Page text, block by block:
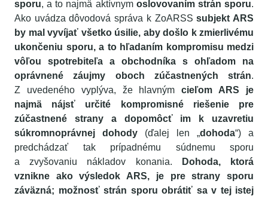
sporu, a to najmä aktívnym oslovovaním strán sporu.
Ako uvádza dôvodová správa k ZoARSSsubjekt ARS
by mal vyvíjať všetko úsilie, aby došlo k zmierlivému
ukončeniu sporu, a to hľadaním kompromisu medzi
vôľou spotrebiteľa a obchodníka s ohľadom na
oprávnené záujmy oboch zúčastnených strán.
Z uvedeného vyplýva, že hlavnýmcieľom ARS je
najmä nájsť určité kompromisné riešenie pre
zúčastnené strany a dopomôcť im k uzavretiu
súkromnoprávnej dohody (ďalej len „dohoda“) a
predchádzať tak prípadnému súdnemu sporu
a zvyšovaniu nákladov konania.
Dohoda, ktorá
vznikne ako výsledok ARS, je pre strany sporu
záväzná; možnosť strán sporu obrátiť sa v tej istej